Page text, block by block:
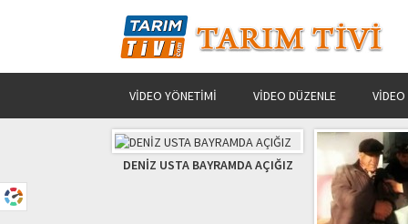
VIDEO YÖNETIMI VIDEO DÜZENLE VIDEO